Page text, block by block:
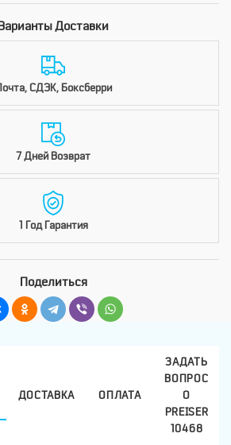
Доставки
СДЭК, Боксберри
7 Дней Возврат
1 Год Гарантия
Поделиться
ДОСТАВКА ОПЛАТА
ЗАДАТЬ
ВОПРОС
О
PREISER
10468